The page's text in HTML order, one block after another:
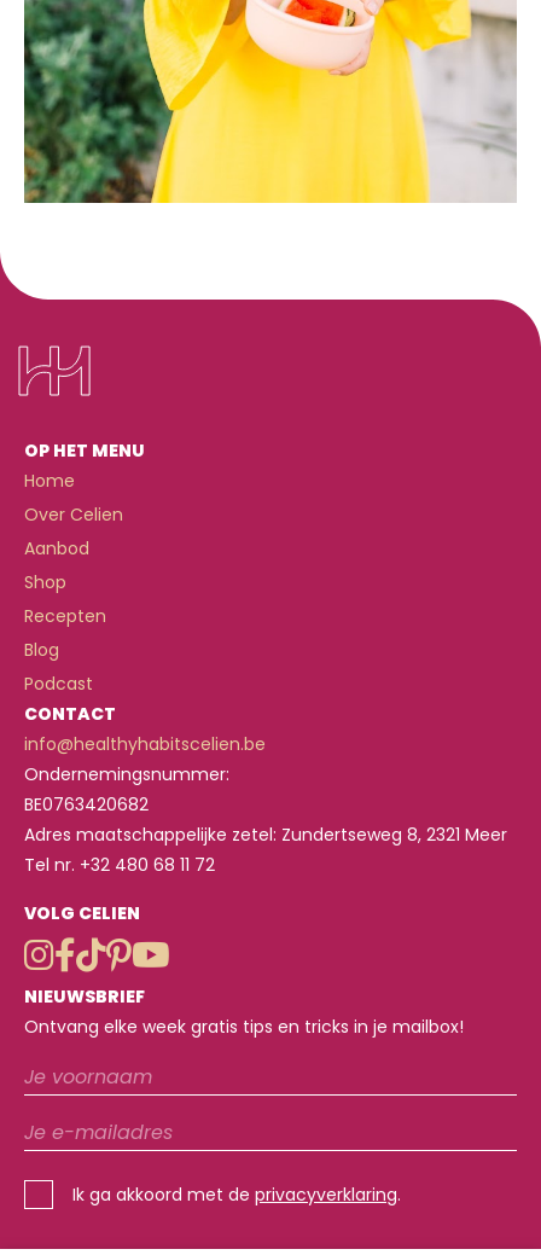
OP HET MENU
Home
Over Celien
Aanbod
Shop
Recepten
Blog
Podcast
CONTACT
info@healthyhabitscelien.be
Ondernemingsnummer:
BE0763420682
Adres maatschappelijke zetel: Zundertseweg 8, 2321 Meer
Tel nr. +32 480 68 11 72
VOLG CELIEN
NIEUWSBRIEF
Ontvang elke week gratis tips en tricks in je mailbox!
Ik ga akkoord met de privacyverklaring.